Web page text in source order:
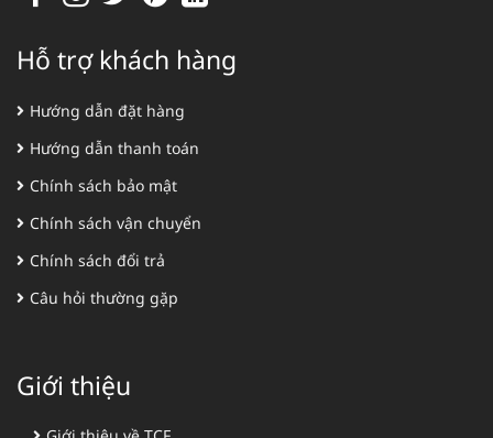
Hỗ trợ khách hàng
Hướng dẫn đặt hàng
Hướng dẫn thanh toán
Chính sách bảo mật
Chính sách vận chuyển
Chính sách đổi trả
Câu hỏi thường gặp
Giới thiệu